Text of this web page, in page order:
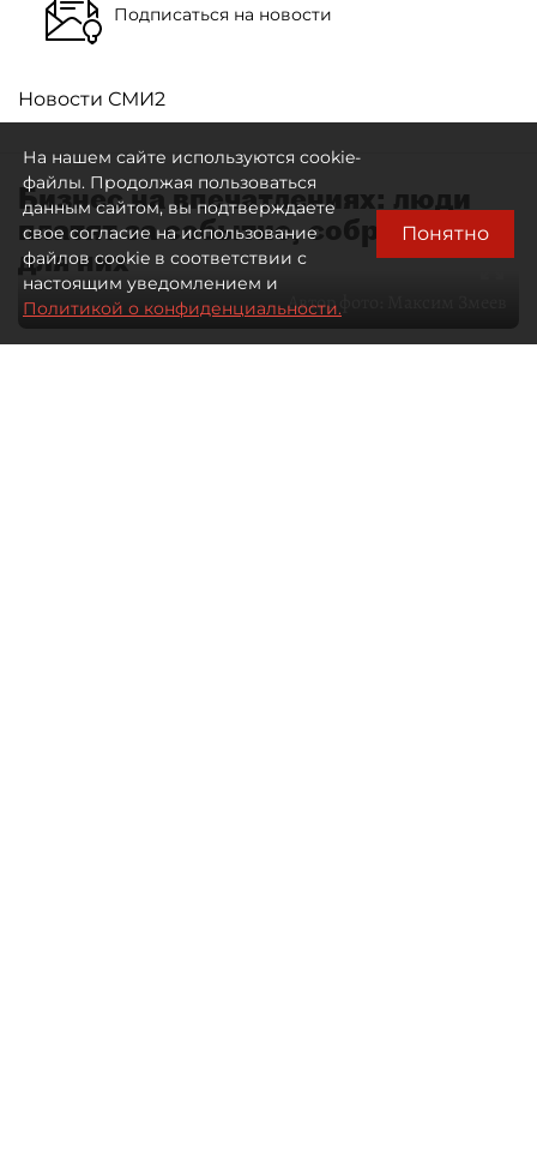
Подписаться на новости
Новости СМИ2
Бизнес на впечатлениях: люди
платят за событие, собранное
для них
Автор фото:
На нашем сайте используются cookie-
файлы. Продолжая пользоваться
данным сайтом, вы подтверждаете
свое согласие на использование
файлов cookie в соответствии с
настоящим уведомлением и
Политикой о конфиденциальности.
Понятно